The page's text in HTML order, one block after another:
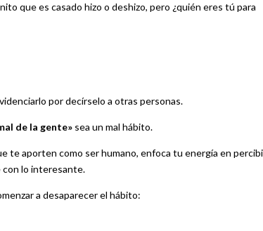
que es casado hizo o deshizo, pero ¿quién eres tú para
por decírselo a otras personas.
de la gente» sea un mal hábito.
te aporten como ser humano, enfoca tu energía en
con lo interesante.
a desaparecer el hábito: